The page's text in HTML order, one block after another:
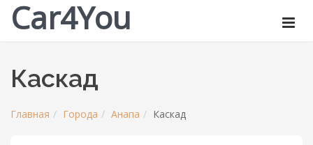
Car4You
Каскад
Главная Города Анапа Каскад